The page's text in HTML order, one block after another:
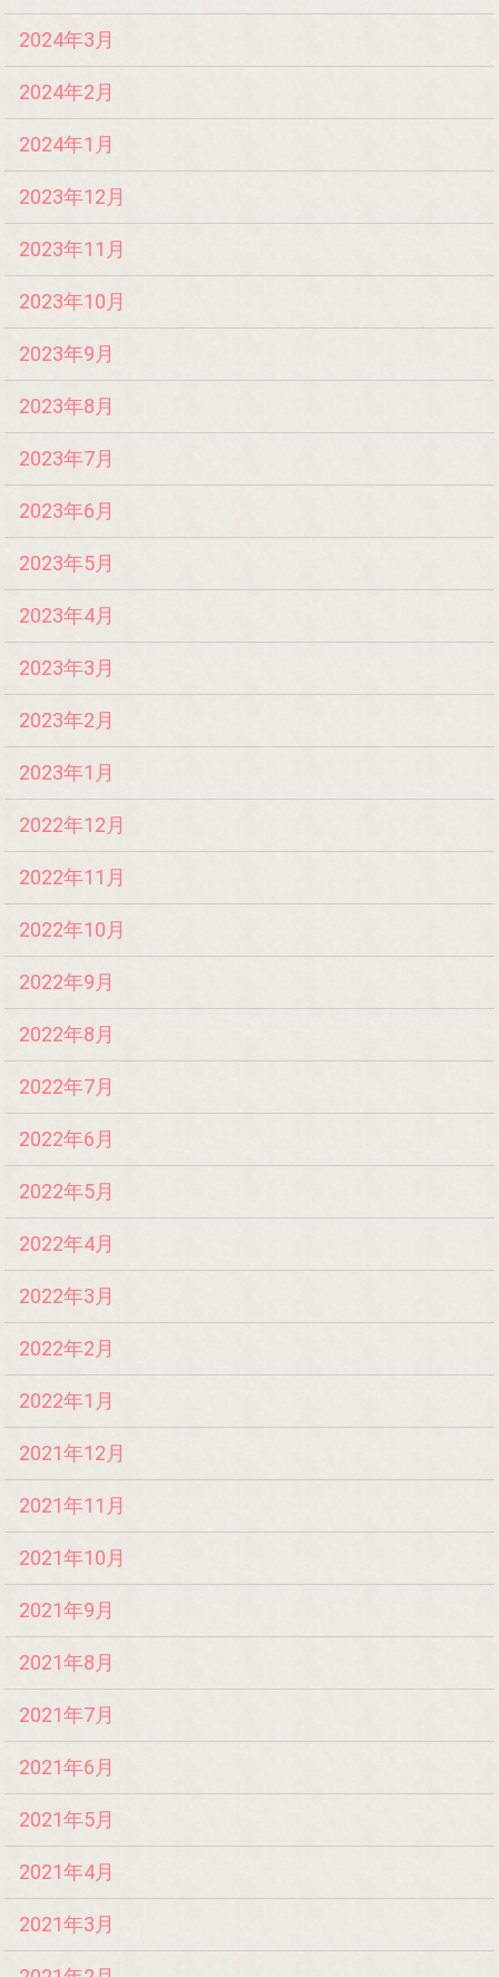
2024年3月
2024年2月
2024年1月
2023年12月
2023年11月
2023年10月
2023年9月
2023年8月
2023年7月
2023年6月
2023年5月
2023年4月
2023年3月
2023年2月
2023年1月
2022年12月
2022年11月
2022年10月
2022年9月
2022年8月
2022年7月
2022年6月
2022年5月
2022年4月
2022年3月
2022年2月
2022年1月
2021年12月
2021年11月
2021年10月
2021年9月
2021年8月
2021年7月
2021年6月
2021年5月
2021年4月
2021年3月